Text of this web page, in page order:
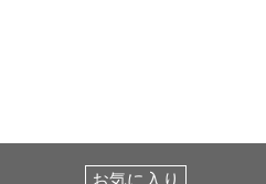
お気に入り